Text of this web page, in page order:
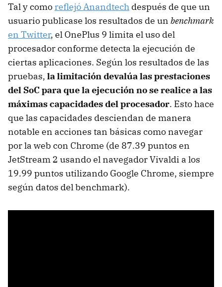
Tal y como reflejó Anandtech después de que un
usuario publicase los resultados de un benchmark
en Twitter, el OnePlus 9 limita el uso del
procesador conforme detecta la ejecución de
ciertas aplicaciones. Según los resultados de las
pruebas, la limitación devalúa las prestaciones
del SoC para que la ejecución no se realice a las
máximas capacidades del procesador. Esto hace
que las capacidades desciendan de manera
notable en acciones tan básicas como navegar
por la web con Chrome (de 87.39 puntos en
JetStream 2 usando el navegador Vivaldi a los
19.99 puntos utilizando Google Chrome, siempre
según datos del benchmark).